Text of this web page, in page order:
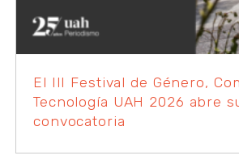
El III Festival de Género,
Tecnología UAH 2026 abre
convocatoria